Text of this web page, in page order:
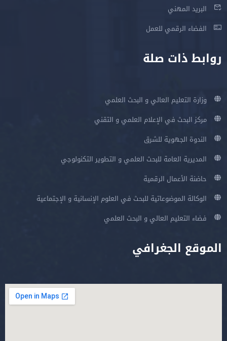
البريد المهني
الفضاء الرقمي للعمل
روابط ذات صلة
وزارة التعليم العالي و البحث العلمي
مركز البحث في الإعلام العلمي و التقني
الندوة الجهوية للشرق
المديرية العامة للبحث العلمي و التطوير التكنولوجي
حاضنة الأعمال الرقمية
الوكالة الموضوعاتية للبحث في العلوم الإنسانية و الإجتماعية
فضاء التعليم العالي و البحث العلمي
الموقع الجغرافي